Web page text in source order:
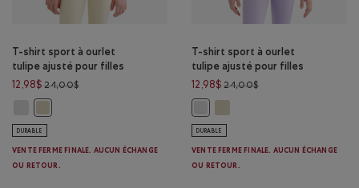
T-shirt sport à ourlet
tulipe ajusté pour filles
12,98$ 24,00$Prix réduit de 24,00$ à 12,98$
DURABLE
VENTE FERME FINALE. AUCUN ÉCHANGE
OU RETOUR.
T-shirt sport à ourlet
tulipe ajusté pour filles
12,98$ 24,00$Prix réduit de 24,00$
DURABLE
VENTE FERME FINALE. AUCUN ÉCHANGE
OU RETOUR.